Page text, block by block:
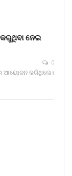
ନେଇ
0
ଆୟୋଜନ କରିଥିଲେ।